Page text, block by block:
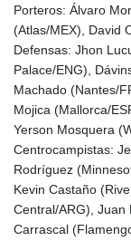
Porteros: Álvaro
(Atlas/MEX), David
Defensas: Jhon
Palace/ENG),
Machado (Nantes/
Mojica (Mallorca/
Yerson Mosquera
Centrocampistas:
Rodríguez
Kevin Castaño
Central/ARG), Juan
Carrascal